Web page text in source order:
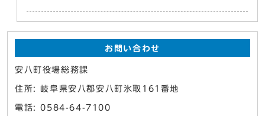
お問い合わせ
安八町役場総務課
住所: 岐阜県安八郡安八町氷取161番地
電話: 0584-64-7100